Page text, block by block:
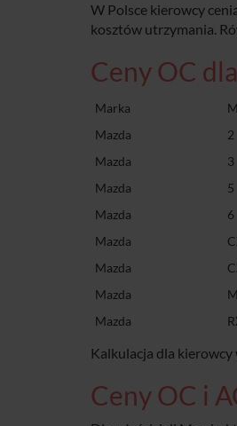
W Polsce kierowcy
kosztów utrzymania.
Ceny OC
Marka
Mazda
2
Mazda
3
Mazda
5
Mazda
6
Mazda
Mazda
Mazda
Mazda
Kalkulacja dla
Ceny OC i